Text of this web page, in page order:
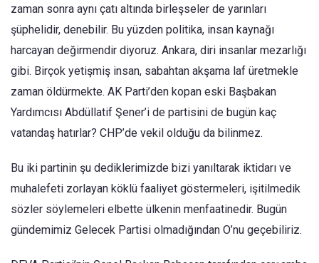
zaman sonra aynı çatı altında birleşseler de yarınları
şüphelidir, denebilir. Bu yüzden politika, insan kaynağı
harcayan değirmendir diyoruz. Ankara, diri insanlar mezarlığı
gibi. Birçok yetişmiş insan, sabahtan akşama laf üretmekle
zaman öldürmekte. AK Parti’den kopan eski Başbakan
Yardımcısı Abdüllatif Şener’i de partisini de bugün kaç
vatandaş hatırlar? CHP’de vekil olduğu da bilinmez.
Bu iki partinin şu dediklerimizde bizi yanıltarak iktidarı ve
muhalefeti zorlayan köklü faaliyet göstermeleri, işitilmedik
sözler söylemeleri elbette ülkenin menfaatinedir. Bugün
gündemimiz Gelecek Partisi olmadığından O’nu geçebiliriz.